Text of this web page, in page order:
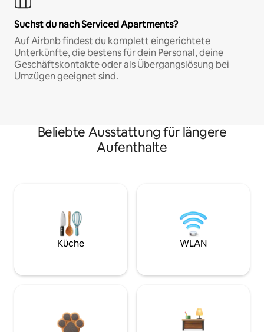
Suchst du nach Serviced Apartments?
Auf Airbnb findest du komplett eingerichtete
Unterkünfte, die bestens für dein Personal, deine
Geschäftskontakte oder als Übergangslösung bei
Umzügen geeignet sind.
Beliebte Ausstattung für längere
Aufenthalte
Küche WLAN